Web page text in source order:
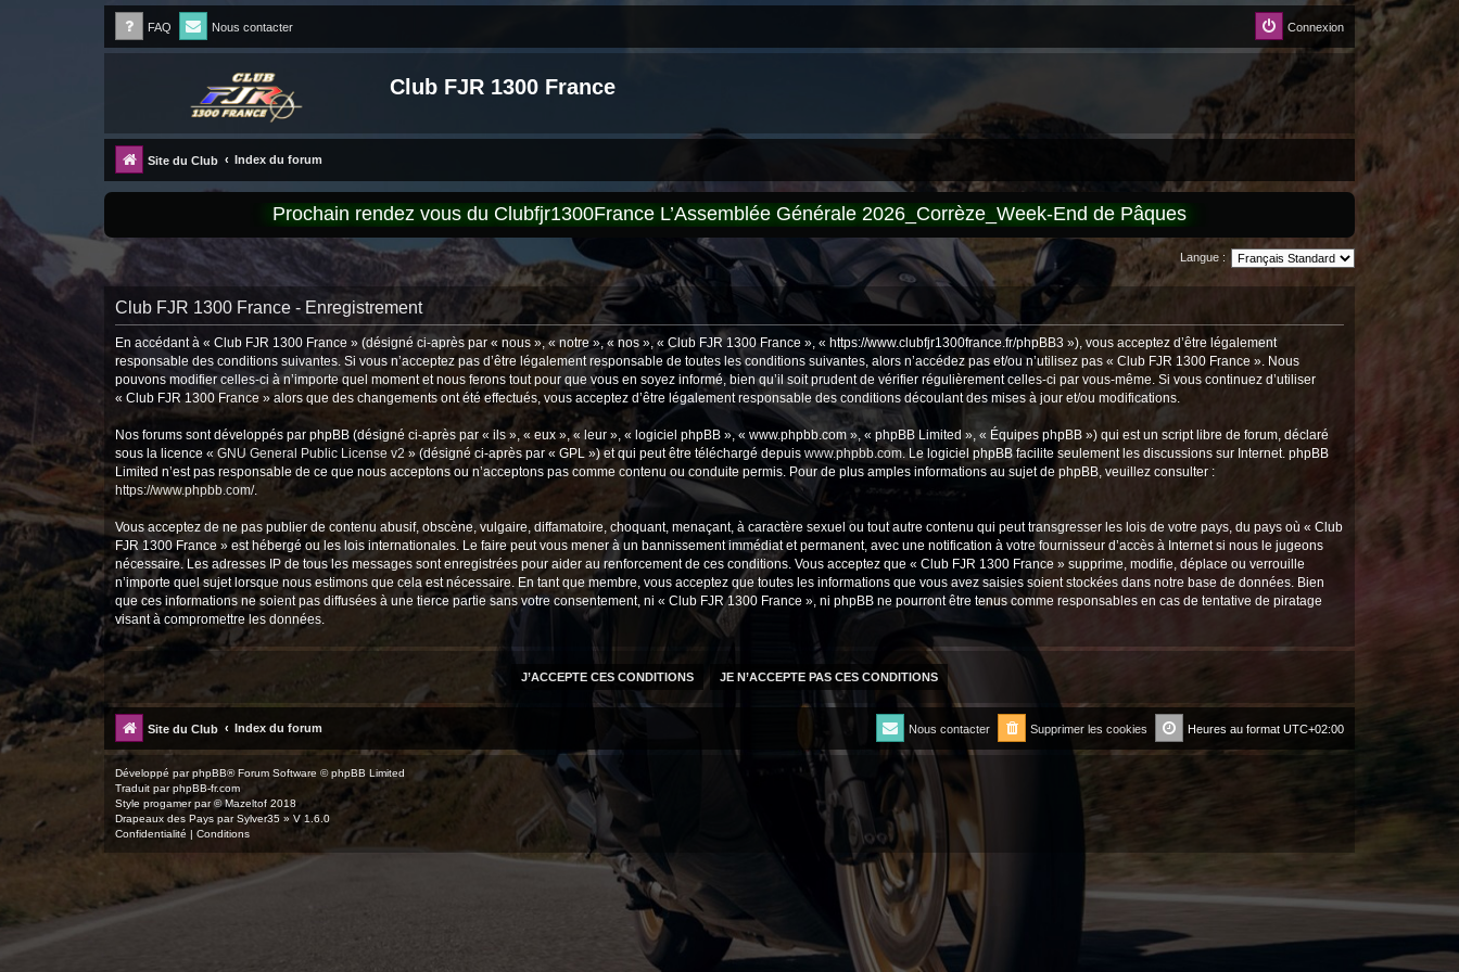
FAQ Nous contacter Connexion
Club FJR 1300 France
Site du Club Index du forum
Prochain rendez vous du Clubfjr1300France L’Assemblée Générale 2026_Corrèze_Week-End de Pâques
Langue :
Club FJR 1300 France - Enregistrement
En accédant à « Club FJR 1300 France » (désigné ci-après par « nous », « notre », « nos », « Club FJR 1300 France », « https://www.clubfjr1300france.fr/phpBB3 »), vous acceptez d’être légalement
responsable des conditions suivantes. Si vous n’acceptez pas d’être légalement responsable de toutes les conditions suivantes, alors n’accédez pas et/ou n’utilisez pas « Club FJR 1300 France ». Nous
pouvons modifier celles-ci à n’importe quel moment et nous ferons tout pour que vous en soyez informé, bien qu’il soit prudent de vérifier régulièrement celles-ci par vous-même. Si vous continuez d’utiliser
« Club FJR 1300 France » alors que des changements ont été effectués, vous acceptez d’être légalement responsable des conditions découlant des mises à jour et/ou modifications.
Nos forums sont développés par phpBB (désigné ci-après par « ils », « eux », « leur », « logiciel phpBB », « www.phpbb.com », « phpBB Limited », « Équipes phpBB ») qui est un script libre de forum, déclaré
sous la licence «GNU General Public License v2» (désigné ci-après par « GPL ») et qui peut être téléchargé depuis www.phpbb.com. Le logiciel phpBB facilite seulement les discussions sur Internet. phpBB
Limited n’est pas responsable de ce que nous acceptons ou n’acceptons pas comme contenu ou conduite permis. Pour de plus amples informations au sujet de phpBB, veuillez consulter :
https://www.phpbb.com/.
Vous acceptez de ne pas publier de contenu abusif, obscène, vulgaire, diffamatoire, choquant, menaçant, à caractère sexuel ou tout autre contenu qui peut transgresser les lois de votre pays, du pays où « Club
FJR 1300 France » est hébergé ou les lois internationales. Le faire peut vous mener à un bannissement immédiat et permanent, avec une notification à votre fournisseur d’accès à Internet si nous le jugeons
nécessaire. Les adresses IP de tous les messages sont enregistrées pour aider au renforcement de ces conditions. Vous acceptez que « Club FJR 1300 France » supprime, modifie, déplace ou verrouille
n’importe quel sujet lorsque nous estimons que cela est nécessaire. En tant que membre, vous acceptez que toutes les informations que vous avez saisies soient stockées dans notre base de données. Bien
que ces informations ne soient pas diffusées à une tierce partie sans votre consentement, ni « Club FJR 1300 France », ni phpBB ne pourront être tenus comme responsables en cas de tentative de piratage
visant à compromettre les données.
Site du Club Index du forum Heures au format UTC+02:00
Supprimer les cookies
Nous contacter
Développé parphpBB® Forum Software © phpBB Limited
Traduit parphpBB-fr.com
Style progamerpar ©Mazeltof 2018
Drapeaux des Pays par Sylver35 » V 1.6.0
Confidentialité | Conditions